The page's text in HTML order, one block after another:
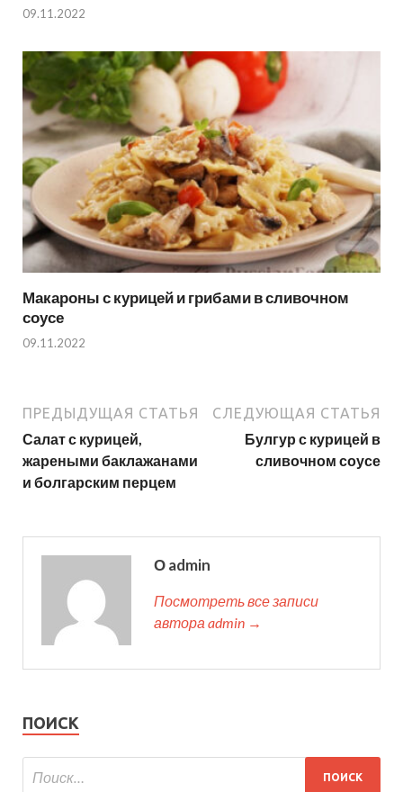
09.11.2022
Макароны с курицей и грибами в сливочном
соусе
09.11.2022
ПРЕДЫДУЩАЯ СТАТЬЯ
Салат с курицей,
жареными баклажанами
и болгарским перцем
СЛЕДУЮЩАЯ СТАТЬЯ
Булгур с курицей в
сливочном соусе
О admin
Посмотреть все записи
автора admin →
ПОИСК